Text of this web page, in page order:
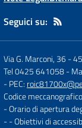
Seguici su:
Via G. Marconi, 36-
Tel 0425 641058-
- PEC:
Codice
- Orario di apertura
- - Obiettivi di